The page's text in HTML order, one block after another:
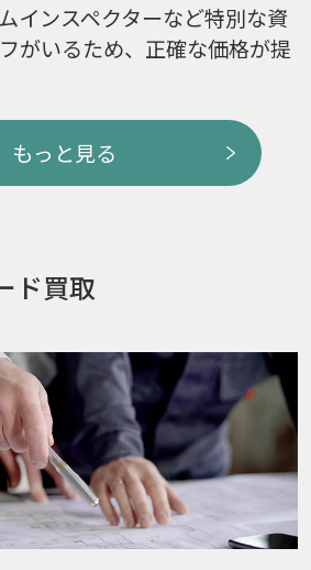
インスペクターなど特別な資
がいるため、正確な価格が提
もっと見る
ド買取